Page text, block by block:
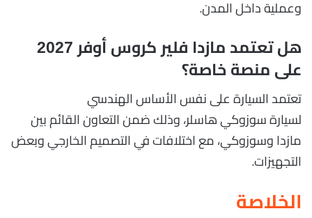
وعملية داخل المدن.
هل تعتمد مازدا فلير كروس أوفر 2027
على منصة خاصة؟
تعتمد السيارة على نفس الأساس الهندسي
لسيارة سوزوكي هاسلر، وذلك ضمن التعاون القائم بين
مازدا وسوزوكي، مع اختلافات في التصميم الخارجي وبعض
التجهيزات.
الخلاصة